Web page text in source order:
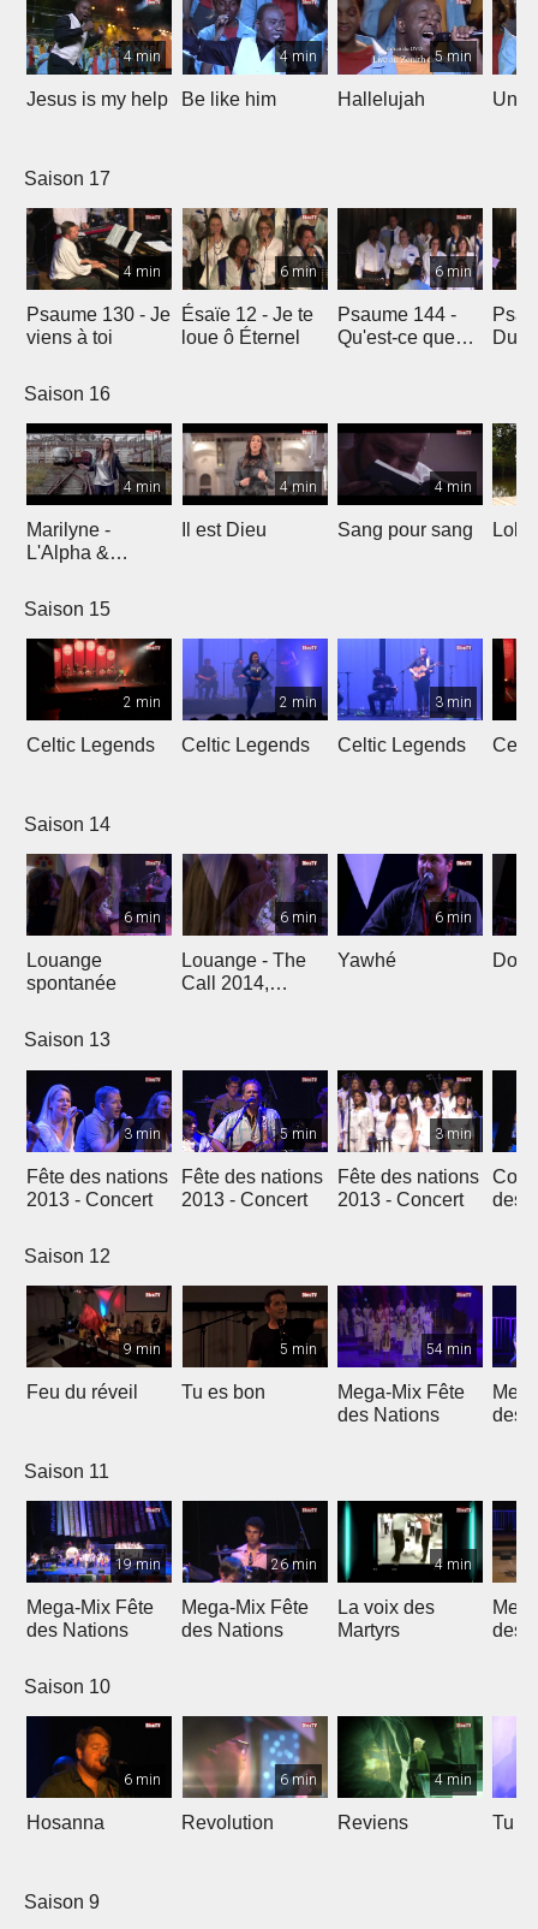
4 min
Jesus is my help
4 min
Be like him
5 min
Hallelujah Un
Saison 17
4 min
Psaume 130 - Je
viens à toi
6 min
Ésaïe 12 - Je te
loue ô Éternel
6 min
Psaume 144 -
Qu'est-ce que
Du
Saison 16
4 min
Marilyne -
L'Alpha &
4 min
Il est Dieu
4 min
Sang pour sang Lola
Saison 15
2 min
Celtic Legends
2 min
Celtic Legends
3 min
Celtic Legends
Saison 14
6 min
Louange
spontanée
6 min
Louange - The
Call 2014,
6 min
Yawhé
Saison 13
3 min
Fête des nations
2013 - Concert
5 min
Fête des nations
2013 - Concert
3 min
Fête des nations
2013 - Concert
des
Saison 12
9 min
Feu du réveil
5 min
Tu es bon
54 min
Mega-Mix Fête
des Nations
des
Saison 11
19 min
Mega-Mix Fête
des Nations
26 min
Mega-Mix Fête
des Nations
4 min
La voix des
Martyrs
des
Saison 10
6 min
Hosanna
6 min
Revolution
4 min
Reviens Tu
Saison 9